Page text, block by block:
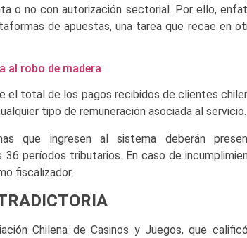
o no con autorización sectorial. Por ello,
de apuestas, una tarea que recae en
al robo de madera
el total de los pagos recibidos de clientes
tipo de remuneración asociada al servicio.
que ingresen al sistema deberán
períodos tributarios. En caso de
fiscalizador.
Chilena de Casinos y Juegos, que